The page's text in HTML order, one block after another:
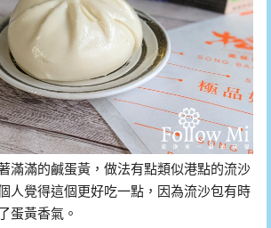
滿滿的鹹蛋黃，做法有點類似港點的流沙
人覺得這個更好吃一點，因為流沙包有時
蛋黃香氣。